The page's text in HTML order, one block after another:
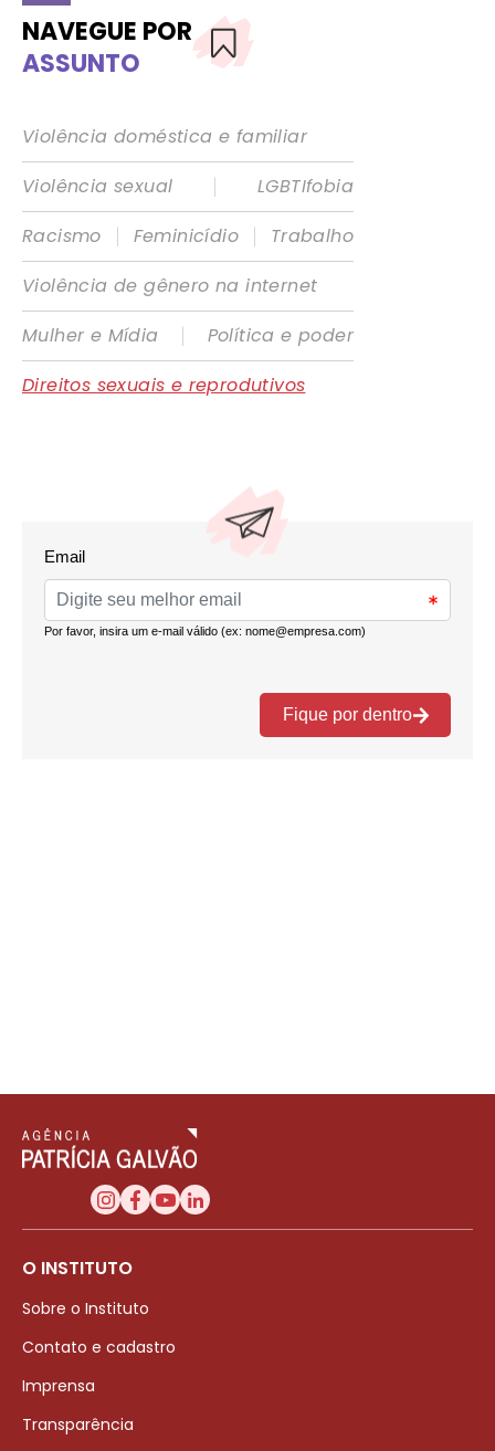
NAVEGUE POR
ASSUNTO
Violência doméstica e familiar
Violência sexual
|
LGBTIfobia
Racismo
| Feminicídio |
Trabalho
Violência de gênero na internet
Mulher e Mídia
|
Política e poder
Direitos sexuais e reprodutivos
O INSTITUTO
Sobre o Instituto
Contato e cadastro
Imprensa
Transparência